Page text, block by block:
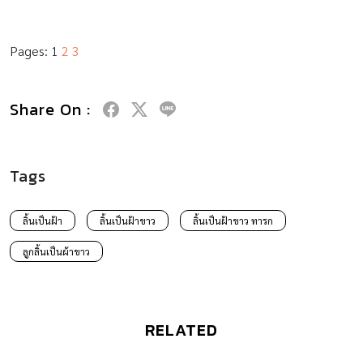
Pages: 1 2 3
Share On :
Tags
ลิ้นเป็นฝ้า ลิ้นเป็นฝ้าขาว ลิ้นเป็นฝ้าขาว ทารก
ลูกลิ้นเป็นผ้าขาว
RELATED